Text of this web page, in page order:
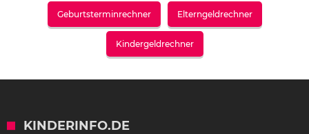
Geburtsterminrechner Elterngeldrechner
Kindergeldrechner
KINDERINFO.DE